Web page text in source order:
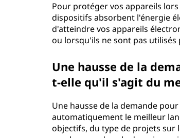
Pour protéger vos appareils
dispositifs absorbent l'énergie
d'atteindre vos appareils
ou lorsqu'ils ne sont pas
Une hausse de la
t-elle qu'il s'agit du
Une hausse de la demande
automatiquement le meilleur
objectifs, du type de projets sur